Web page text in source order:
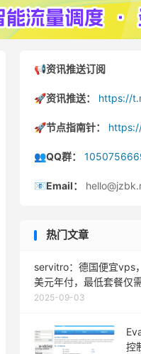
📢资讯推送订阅
🚀资讯推送： https://
🚀节点指南针：
👥QQ群：
📧Email：
热门文章
servitro：德国便宜
美元年付，最低套餐仅
2025-09-03
控